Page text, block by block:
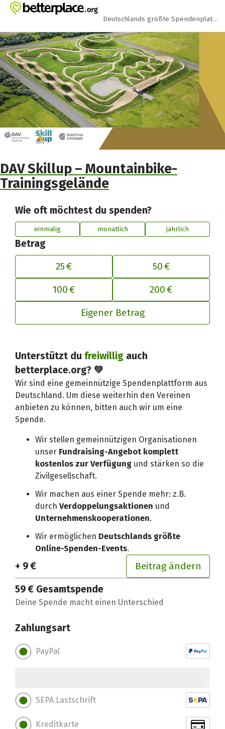
Zum Hauptinhalt springen
Erklärung zur Barrierefreiheit anzeigen
Deutschlands größte Spendenplattform
DAV Skillup – Mountainbike-
Trainingsgelände
Wie oft möchtest du spenden?
einmalig monatlich jährlich
Betrag
25 €
50 €
100 € 200 €
Eigener Betrag
Unterstützt dufreiwillig auch
betterplace.org? 💚
Wir sind eine gemeinnützige Spendenplattform aus
Deutschland. Um diese weiterhin den Vereinen
anbieten zu können, bitten auch wir um eine
Spende.
Wir stellen gemeinnützigen Organisationen
unser Fundraising-Angebot komplett
kostenlos zur Verfügung und stärken so die
Zivilgesellschaft.
Wir machen aus einer Spende mehr: z.B.
durchVerdoppelungsaktionen und
Unternehmenskooperationen.
Wir ermöglichen Deutschlands größte
Online-Spenden-Events.
+ 9 € Beitrag ändern
Deinen Beitrag an betterplace
59 € Gesamtspende
Deine Spende macht einen Unterschied
Zahlungsart
PayPal
SEPA Lastschrift
Kreditkarte